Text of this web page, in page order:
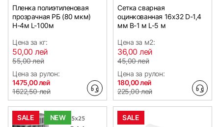
Пленка полиэтиленовая
прозрачная РБ (80 мкм)
Н-4м L-100м
Цена за кг:
50,00 лей
55,00 лей
Цена за рулон:
1475,00 лей
1622,50 лей
Сетка сварная
оцинкованная 16х32 D-1,4
мм B-1 м L-5 м
Цена за м2:
36,00 лей
45,00 лей
Цена за рулон:
180,00 лей
225,00 лей
SALE NEW SALE